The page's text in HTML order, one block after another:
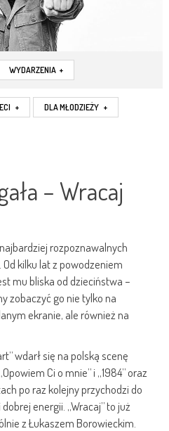
WYDARZENIA +
+ DLA MŁODZIEŻY +
– Wracaj
rozpoznawalnych
kilku lat z powodzeniem
mu bliska od dzieciństwa –
zobaczyć go nie tylko na
ekranie, ale również na
wdarł się na polską scenę
Ci o mnie” i „1984” oraz
po raz kolejny przychodzi do
energii. „Wracaj” to już
z Łukaszem Borowieckim.